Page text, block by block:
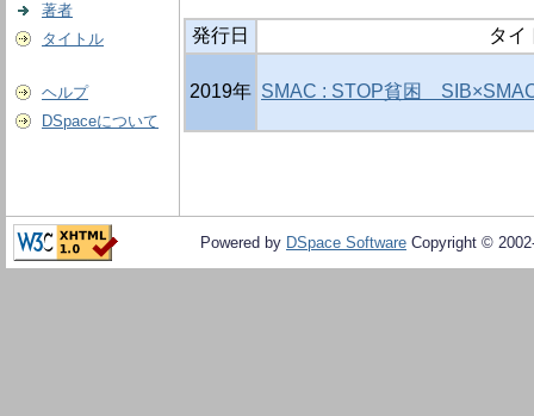
著者
タイトル
ヘルプ
DSpaceについて
発行日 タイ
2019年 SMAC : STOP貧困
Powered by DSpace Software Copyright ©